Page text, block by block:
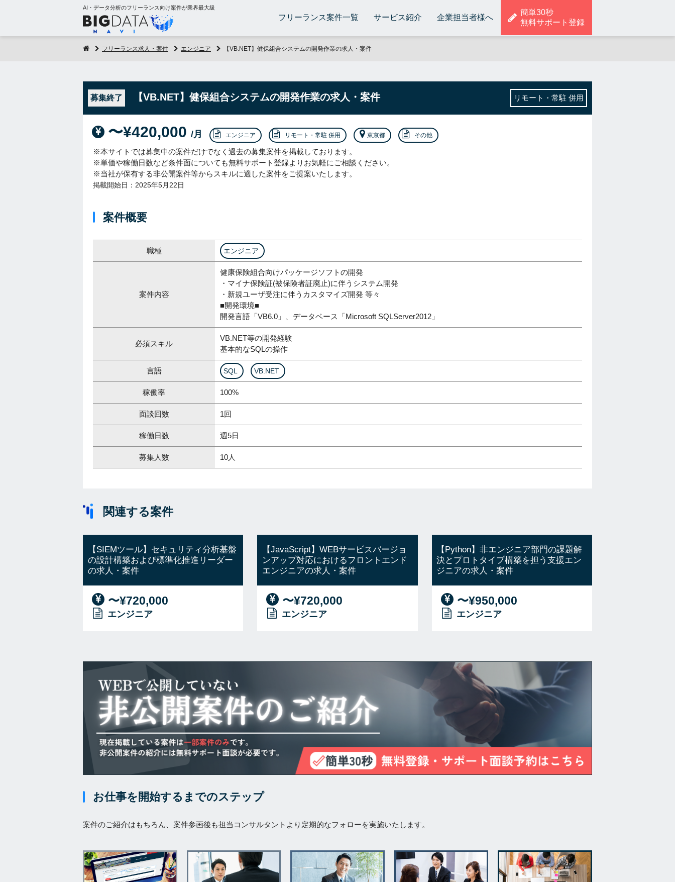
AI・データ分析のフリーランス向け案件が業界最大級
フリーランス案件一覧 サービス紹介 企業担当者様へ
簡単30秒
無料サポート登録
フリーランス求人・案件 エンジニア 【VB.NET】健保組合システムの開発作業の求人・案件
募集終了 【VB.NET】健保組合システムの開発作業の求人・案件 リモート・常駐 併用
〜¥420,000 /月 エンジニア リモート・常駐 併用 東京都 その他
※本サイトでは募集中の案件だけでなく過去の募集案件を掲載しております。
※単価や稼働日数など条件面についても無料サポート登録よりお気軽にご相談ください。
※当社が保有する非公開案件等からスキルに適した案件をご提案いたします。
掲載開始日：2025年5月22日
案件概要
職種 エンジニア
案件内容
健康保険組合向けパッケージソフトの開発
・マイナ保険証(被保険者証廃止)に伴うシステム開発
・新規ユーザ受注に伴うカスタマイズ開発 等々
■開発環境■
開発言語「VB6.0」、データベース「Microsoft SQLServer2012」
必須スキル
VB.NET等の開発経験
基本的なSQLの操作
言語 SQL VB.NET
稼働率 100%
面談回数 1回
稼働日数 週5日
募集人数 10人
関連する案件
【SIEMツール】セキュリティ分析基盤
の設計構築および標準化推進リーダー
の求人・案件
〜¥720,000
エンジニア
【JavaScript】WEBサービスバージョ
ンアップ対応におけるフロントエンド
エンジニアの求人・案件
〜¥720,000
エンジニア
【Python】非エンジニア部門の課題解
決とプロトタイプ構築を担う支援エン
ジニアの求人・案件
〜¥950,000
エンジニア
お仕事を開始するまでのステップ
案件のご紹介はもちろん、案件参画後も担当コンサルタントより定期的なフォローを実施いたします。